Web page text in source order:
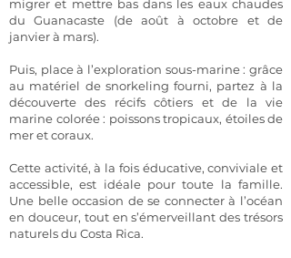
migrer et mettre bas dans les eaux chaudes
du Guanacaste (de août à octobre et de
janvier à mars).
Puis, place à l’exploration sous-marine : grâce
au matériel de snorkeling fourni, partez à la
découverte des récifs côtiers et de la vie
marine colorée : poissons tropicaux, étoiles de
mer et coraux.
Cette activité, à la fois éducative, conviviale et
accessible, est idéale pour toute la famille.
Une belle occasion de se connecter à l’océan
en douceur, tout en s’émerveillant des trésors
naturels du Costa Rica.